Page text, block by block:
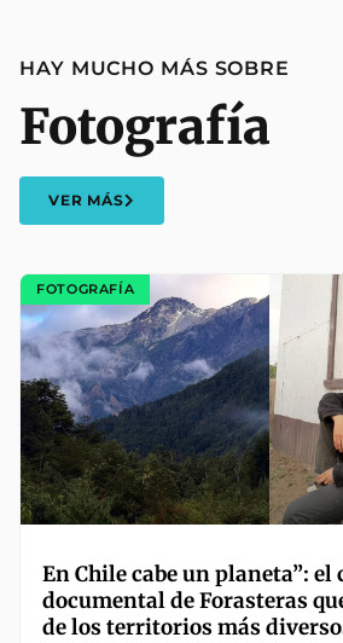
HAY MUCHO MÁS SOBRE
Fotografía
VER MÁS
FOTOGRAFÍA
En Chile cabe un planeta”: el
documental de Forasteras
de los territorios más